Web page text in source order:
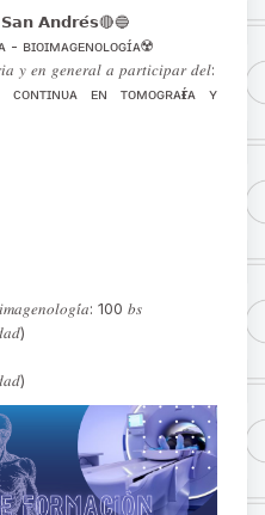
𝗔𝗻𝗱𝗿𝗲́𝘀🔴🔵
- ʙɪᴏɪᴍᴀɢᴇɴᴏʟᴏɢɪ́ᴀ☢️
𝑦 𝑒𝑛 𝑔𝑒𝑛𝑒𝑟𝑎𝑙 𝑎 𝑝𝑎𝑟𝑡𝑖𝑐𝑖𝑝𝑎𝑟 𝑑𝑒𝑙:
ᴇɴ ᴛᴏᴍᴏɢʀᴀғɪ́ᴀ ʏ
100 𝑏𝑠